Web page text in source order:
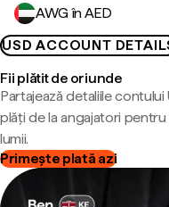
AWG în AED
USD ACCOUNT
Fii plătit de oriunde
Partajează detaliile contului
plăți de la angajatori
lumii.
Primește plată azi